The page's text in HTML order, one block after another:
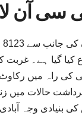
سی آن
کیا گیا ہے۔
کی راہ میں
حالات میں
بنیادی وجہ